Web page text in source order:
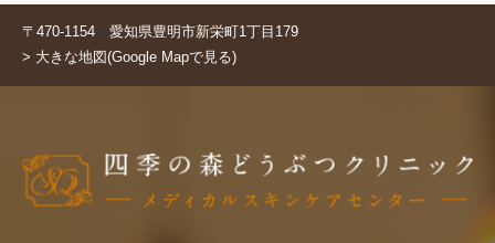
〒470-1154 愛知県豊明市新栄町1丁目179
> 大きな地図(Google Mapで見る)